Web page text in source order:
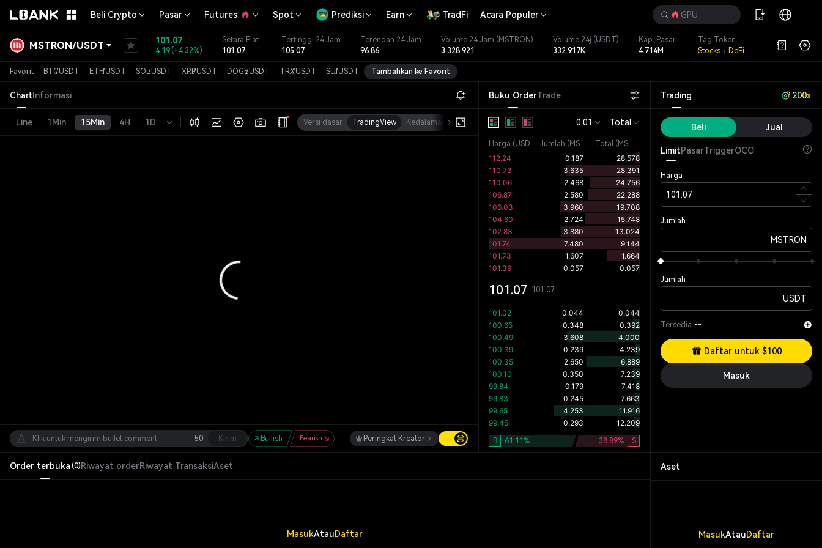
Beli Crypto Pasar Futures Spot Prediksi Earn TradFi Acara Populer GPU
MSTRON/USDT 101.07
4.19(+4.32%)
Setara Fiat
101.07
Tertinggi 24 Jam
105.07
Terendah 24 Jam
96.86
Volume 24 Jam (MSTRON)
3,328.921
Volume 24j (USDT)
332.917K
Kap. Pasar
4.714M
Tag Token
Stocks
DeFi
Favorit BTC/USDT ETH/USDT SOL/USDT XRP/USDT DOGE/USDT TRX/USDT SUI/USDT Tambahkan ke Favorit
ChartInformasi
Line 1Min 15Min 4H 1D Versi dasar TradingView Kedalaman Kap. Pasar
50 Kirim Bullish Bearish Peringkat Kreator
Buku OrderTrade
0.01 Total
Harga (USDT ) Jumlah ( MSTRON ) Total (MSTRON)
101.07 101.07
B 61.11 % 38.89% S
Order terbuka (0) Riwayat orderRiwayat TransaksiAset
MasukAtauDaftar
Trading 200x
Beli Jual
LimitPasarTriggerOCO
Harga
Jumlah
MSTRON
Jumlah
USDT
Tersedia --
Masuk
Daftar untuk $100
Aset
MasukAtauDaftar